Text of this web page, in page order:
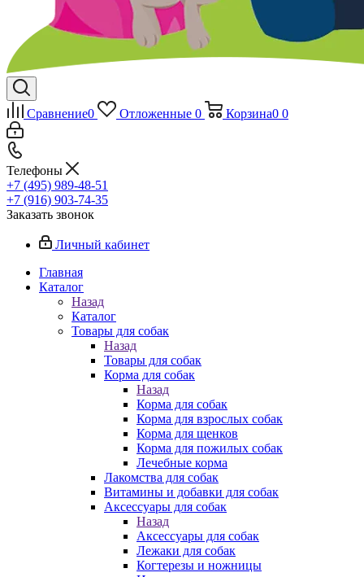
Сравнение0 Отложенные 0 Корзина0 0
Телефоны
+7 (495) 989-48-51
+7 (916) 903-74-35
Заказать звонок
Личный кабинет
Главная
Каталог
Назад
Каталог
Товары для собак
Назад
Товары для собак
Корма для собак
Назад
Корма для собак
Корма для взрослых собак
Корма для щенков
Корма для пожилых собак
Лечебные корма
Лакомства для собак
Витамины и добавки для собак
Аксессуары для собак
Назад
Аксессуары для собак
Лежаки для собак
Когтерезы и ножницы